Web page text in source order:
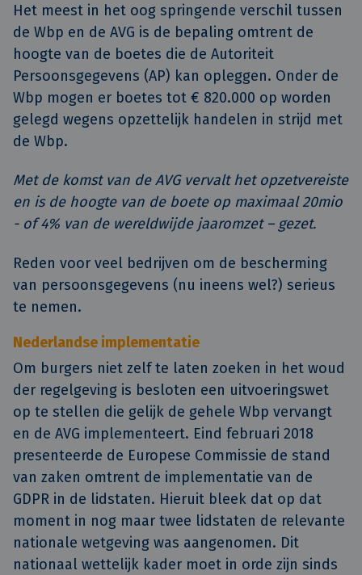
Het meest in het oog springende verschil tussen
de Wbp en de AVG is de bepaling omtrent de
hoogte van de boetes die de Autoriteit
Persoonsgegevens (AP) kan opleggen. Onder de
Wbp mogen er boetes tot € 820.000 op worden
gelegd wegens opzettelijk handelen in strijd met
de Wbp.
Met de komst van de AVG vervalt het opzetvereiste
en is de hoogte van de boete op maximaal 20mio
- of 4% van de wereldwijde jaaromzet – gezet.
Reden voor veel bedrijven om de bescherming
van persoonsgegevens (nu ineens wel?) serieus
te nemen.
Nederlandse implementatie
Om burgers niet zelf te laten zoeken in het woud
der regelgeving is besloten een uitvoeringswet
op te stellen die gelijk de gehele Wbp vervangt
en de AVG implementeert. Eind februari 2018
presenteerde de Europese Commissie de stand
van zaken omtrent de implementatie van de
GDPR in de lidstaten. Hieruit bleek dat op dat
moment in nog maar twee lidstaten de relevante
nationale wetgeving was aangenomen. Dit
nationaal wettelijk kader moet in orde zijn sinds